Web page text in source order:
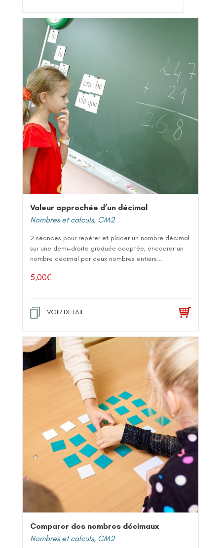
Valeur approchée d’un décimal
Nombres et calculs, CM2
2 séances pour repérer et placer un nombre décimal
sur une demi-droite graduée adaptée, encadrer un
nombre décimal par deux nombres entiers...
5,00€
VOIR DETAIL
Comparer des nombres décimaux
Nombres et calculs, CM2